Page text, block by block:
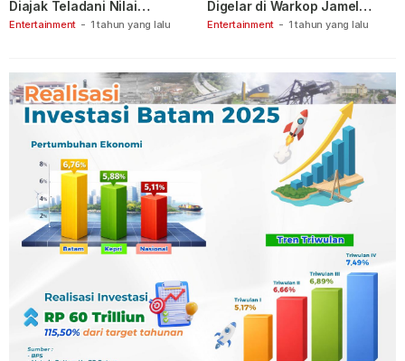
Entertainment - 1 tahun yang lalu
Diajak Teladani Nilai
Keberanian
Entertainment - 1 tahun yang lalu
Digelar di Warkop Jamel
Ganet